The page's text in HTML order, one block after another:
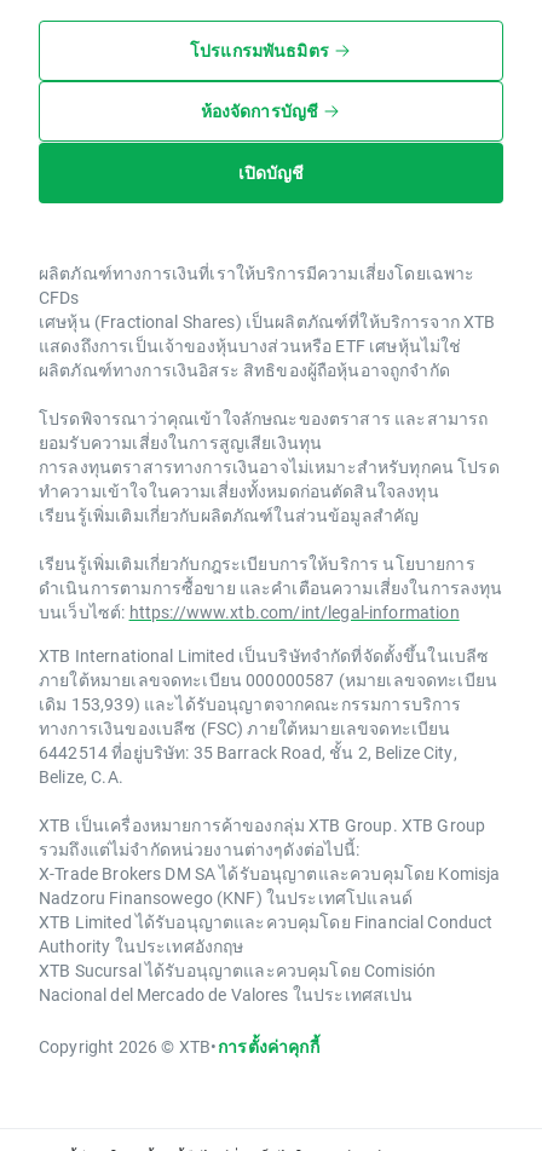
โปรแกรมพันธมิตร
ห้องจัดการบัญชี
เปิดบัญชี
ผลิตภัณฑ์ทางการเงินที่เราให้บริการมีความเสี่ยงโดยเฉพาะ
CFDs
เศษหุ้น (Fractional Shares) เป็นผลิตภัณฑ์ที่ให้บริการจาก XTB
แสดงถึงการเป็นเจ้าของหุ้นบางส่วนหรือ ETF เศษหุ้นไม่ใช่
ผลิตภัณฑ์ทางการเงินอิสระ สิทธิของผู้ถือหุ้นอาจถูกจำกัด
โปรดพิจารณาว่าคุณเข้าใจลักษณะของตราสาร และสามารถ
ยอมรับความเสี่ยงในการสูญเสียเงินทุน
การลงทุนตราสารทางการเงินอาจไม่เหมาะสำหรับทุกคน โปรด
ทำความเข้าใจในความเสี่ยงทั้งหมดก่อนตัดสินใจลงทุน
เรียนรู้เพิ่มเติมเกี่ยวกับผลิตภัณฑ์ในส่วนข้อมูลสำคัญ
เรียนรู้เพิ่มเติมเกี่ยวกับกฎระเบียบการให้บริการ นโยบายการ
ดำเนินการตามการซื้อขาย และคำเตือนความเสี่ยงในการลงทุน
บนเว็บไซต์: https://www.xtb.com/int/legal-information
XTB International Limited เป็นบริษัทจำกัดที่จัดตั้งขึ้นในเบลีซ
ภายใต้หมายเลขจดทะเบียน 000000587 (หมายเลขจดทะเบียน
เดิม 153,939) และได้รับอนุญาตจากคณะกรรมการบริการ
ทางการเงินของเบลีซ (FSC) ภายใต้หมายเลขจดทะเบียน
6442514 ที่อยู่บริษัท: 35 Barrack Road, ชั้น 2, Belize City,
Belize, C.A.
XTB เป็นเครื่องหมายการค้าของกลุ่ม XTB Group. XTB Group
รวมถึงแต่ไม่จำกัดหน่วยงานต่างๆดังต่อไปนี้:
X-Trade Brokers DM SA ได้รับอนุญาตและควบคุมโดย Komisja
Nadzoru Finansowego (KNF) ในประเทศโปแลนด์
XTB Limited ได้รับอนุญาตและควบคุมโดย Financial Conduct
Authority ในประเทศอังกฤษ
XTB Sucursal ได้รับอนุญาตและควบคุมโดย Comisión
Nacional del Mercado de Valores ในประเทศสเปน
Copyright 2026 © XTB•การตั้งค่าคุกกี้